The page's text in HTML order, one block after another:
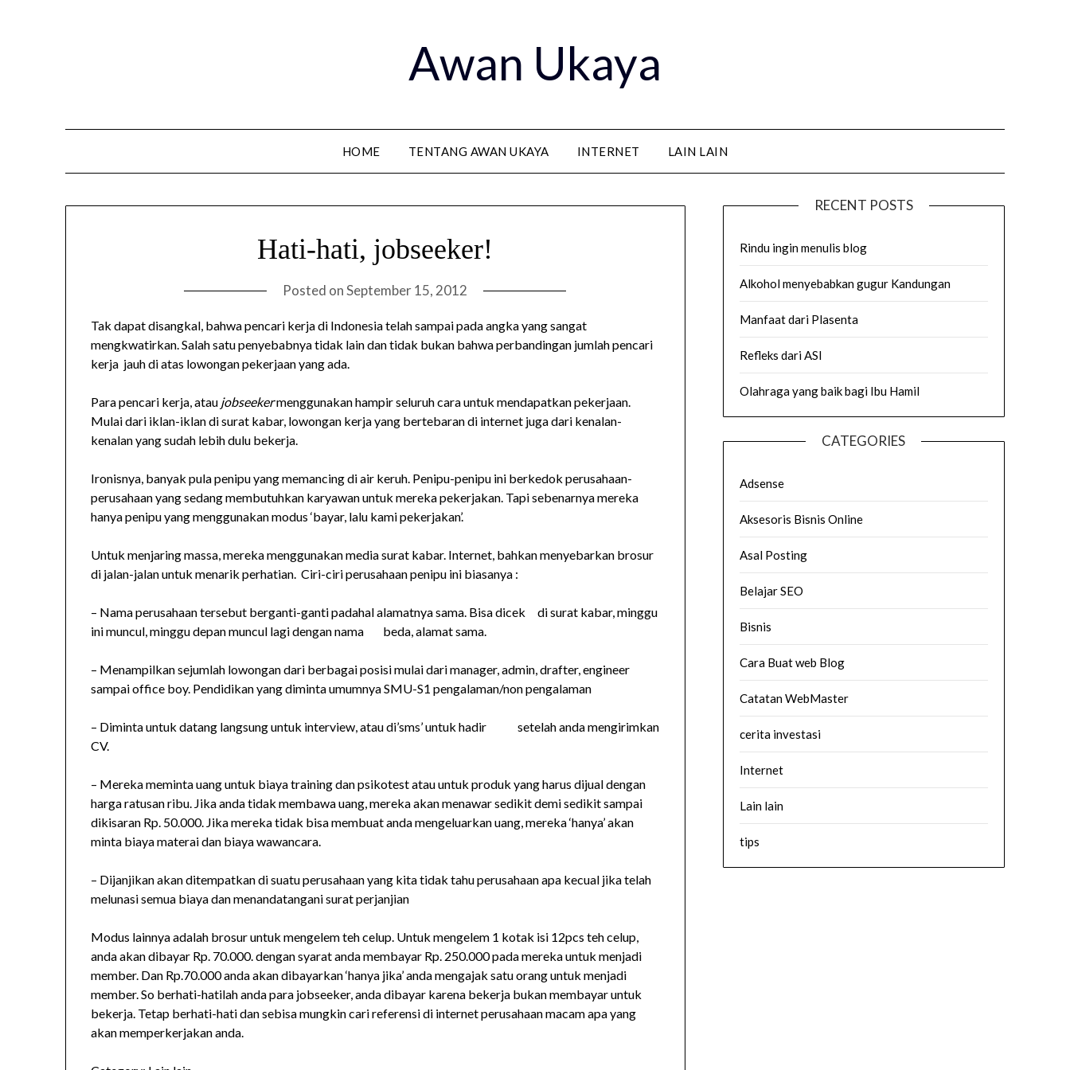
Awan Ukaya
HOME TENTANG AWAN UKAYA INTERNET LAIN LAIN
Hati-hati, jobseeker!
Posted onSeptember 15, 2012
Tak dapat disangkal, bahwa pencari kerja di Indonesia telah sampai pada angka yang sangat
mengkwatirkan. Salah satu penyebabnya tidak lain dan tidak bukan bahwa perbandingan jumlah pencari
kerja jauh di atas lowongan pekerjaan yang ada.
Para pencari kerja, atau jobseekermenggunakan hampir seluruh cara untuk mendapatkan pekerjaan.
Mulai dari iklan-iklan di surat kabar, lowongan kerja yang bertebaran di internet juga dari kenalan-
kenalan yang sudah lebih dulu bekerja.
Ironisnya, banyak pula penipu yang memancing di air keruh. Penipu-penipu ini berkedok perusahaan-
perusahaan yang sedang membutuhkan karyawan untuk mereka pekerjakan. Tapi sebenarnya mereka
hanya penipu yang menggunakan modus ‘bayar, lalu kami pekerjakan’.
Untuk menjaring massa, mereka menggunakan media surat kabar. Internet, bahkan menyebarkan brosur
di jalan-jalan untuk menarik perhatian. Ciri-ciri perusahaan penipu ini biasanya :
– Nama perusahaan tersebut berganti-ganti padahal alamatnya sama. Bisa dicek di surat kabar, minggu
ini muncul, minggu depan muncul lagi dengan nama beda, alamat sama.
– Menampilkan sejumlah lowongan dari berbagai posisi mulai dari manager, admin, drafter, engineer
sampai office boy. Pendidikan yang diminta umumnya SMU-S1 pengalaman/non pengalaman
– Diminta untuk datang langsung untuk interview, atau di’sms’ untuk hadir setelah anda mengirimkan
CV.
– Mereka meminta uang untuk biaya training dan psikotest atau untuk produk yang harus dijual dengan
harga ratusan ribu. Jika anda tidak membawa uang, mereka akan menawar sedikit demi sedikit sampai
dikisaran Rp. 50.000. Jika mereka tidak bisa membuat anda mengeluarkan uang, mereka ‘hanya’ akan
minta biaya materai dan biaya wawancara.
– Dijanjikan akan ditempatkan di suatu perusahaan yang kita tidak tahu perusahaan apa kecual jika telah
melunasi semua biaya dan menandatangani surat perjanjian
Modus lainnya adalah brosur untuk mengelem teh celup. Untuk mengelem 1 kotak isi 12pcs teh celup,
anda akan dibayar Rp. 70.000. dengan syarat anda membayar Rp. 250.000 pada mereka untuk menjadi
member. Dan Rp.70.000 anda akan dibayarkan ‘hanya jika’ anda mengajak satu orang untuk menjadi
member. So berhati-hatilah anda para jobseeker, anda dibayar karena bekerja bukan membayar untuk
bekerja. Tetap berhati-hati dan sebisa mungkin cari referensi di internet perusahaan macam apa yang
akan memperkerjakan anda.
RECENT POSTS
Rindu ingin menulis blog
Alkohol menyebabkan gugur Kandungan
Manfaat dari Plasenta
Refleks dari ASI
Olahraga yang baik bagi Ibu Hamil
CATEGORIES
Adsense
Aksesoris Bisnis Online
Asal Posting
Belajar SEO
Bisnis
Cara Buat web Blog
Catatan WebMaster
cerita investasi
Internet
Lain lain
tips